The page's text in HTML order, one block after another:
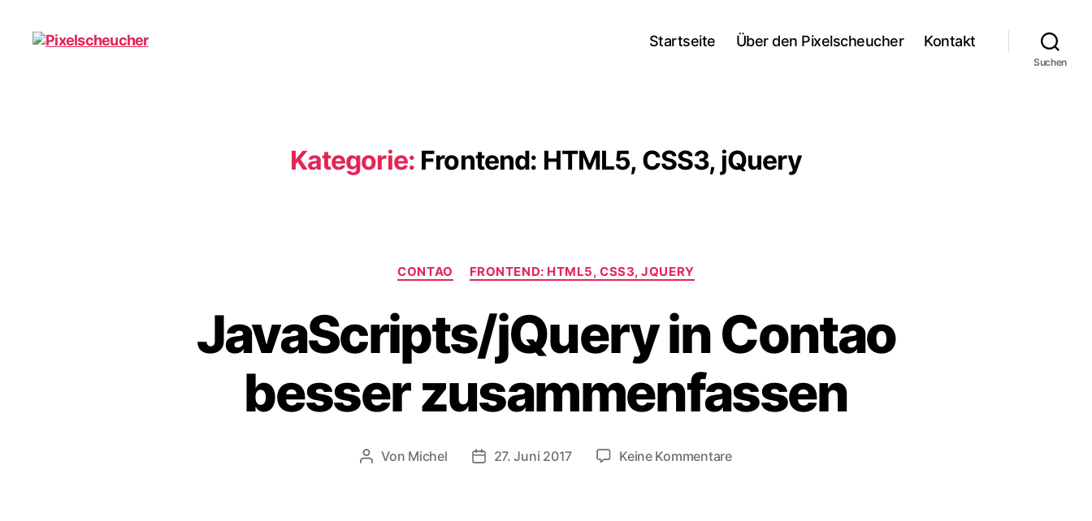
Startseite Über den Pixelscheucher Kontakt
Suchen
Kategorie: Frontend: HTML5, CSS3, jQuery
Kategorien
CONTAO FRONTEND: HTML5, CSS3, JQUERY
JavaScripts/jQuery in Contao
besser zusammenfassen
Beitragsautor
Von Michel Veröffentlichungsdatum
27. Juni 2017 Keine Kommentarezu